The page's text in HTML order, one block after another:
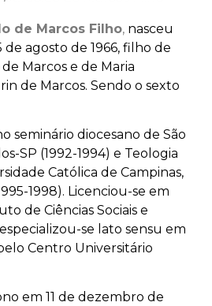
de Marcos Filho, nasceu
de agosto de 1966, filho de
Marcos e de Maria
de Marcos. Sendo o sexto
seminário diocesano de São
SP (1992-1994) e Teologia
Católica de Campinas,
1998). Licenciou-se em
de Ciências Sociais e
se lato sensu em
Centro Universitário
em 11 de dezembro de